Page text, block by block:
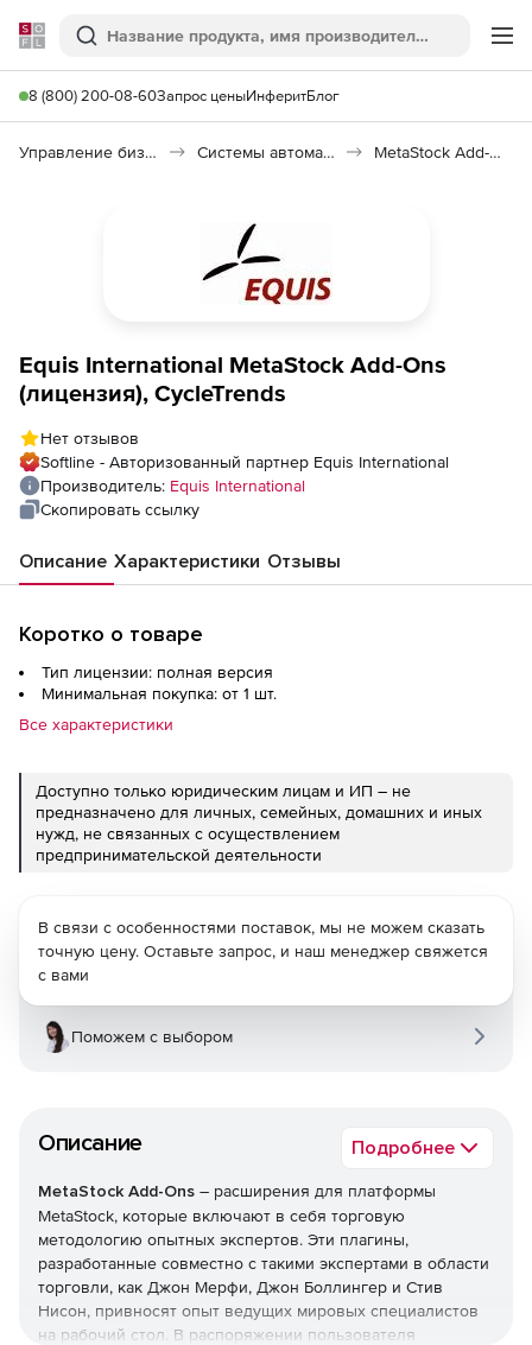
Softline
Поиск
8 (800) 200-08-60Запрос ценыИнферитБлог
Управление бизнесом, CRM/ERP Системы автоматизации MetaStock Add-Ons
Equis International MetaStock Add-Ons
(лицензия), CycleTrends
Нет отзывов
Softline - Авторизованный партнер Equis International
Производитель: Equis International
Скопировать ссылку
Описание Характеристики Отзывы
Коротко о товаре
Тип лицензии: полная версия
Минимальная покупка: от 1 шт.
Все характеристики
Доступно только юридическим лицам и ИП – не
предназначено для личных, семейных, домашних и иных
нужд, не связанных с осуществлением
предпринимательской деятельности
Описание Подробнее
MetaStock Add-Ons – расширения для платформы
MetaStock, которые включают в себя торговую
методологию опытных экспертов. Эти плагины,
разработанные совместно с такими экспертами в области
торговли, как Джон Мерфи, Джон Боллингер и Стив
Нисон, привносят опыт ведущих мировых специалистов
на рабочий стол. В распоряжении пользователя
В связи с особенностями поставок, мы не можем сказать
точную цену. Оставьте запрос, и наш менеджер свяжется
с вами
Поможем с выбором